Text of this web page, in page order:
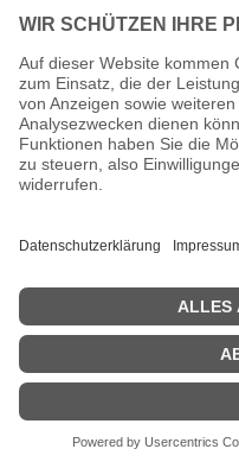
Lenovo Foundation
Support -
Arbeitszeit und
(18 x 7,68 TB SSD)
Lenovo Foundation Service